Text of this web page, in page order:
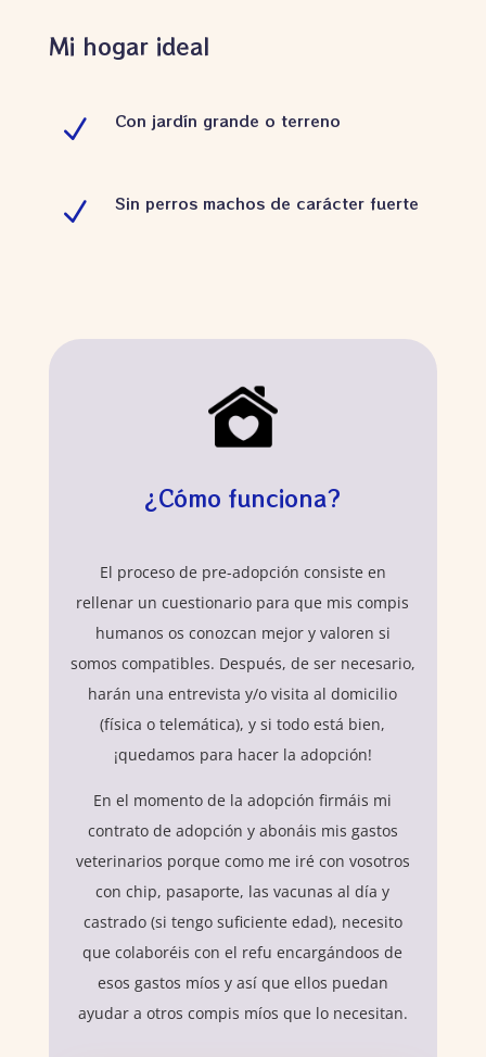
Mi hogar ideal
N Con jardín grande o terreno
N Sin perros machos de carácter fuerte
¿Cómo funciona?
El proceso de pre-adopción consiste en
rellenar un cuestionario para que mis compis
humanos os conozcan mejor y valoren si
somos compatibles. Después, de ser necesario,
harán una entrevista y/o visita al domicilio
(física o telemática), y si todo está bien,
¡quedamos para hacer la adopción!
En el momento de la adopción firmáis mi
contrato de adopción y abonáis mis gastos
veterinarios porque como me iré con vosotros
con chip, pasaporte, las vacunas al día y
castrado (si tengo suficiente edad), necesito
que colaboréis con el refu encargándoos de
esos gastos míos y así que ellos puedan
ayudar a otros compis míos que lo necesitan.